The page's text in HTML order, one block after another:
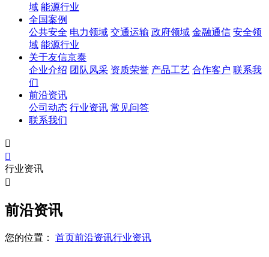
域 能源行业
全国案例
公共安全 电力领域 交通运输 政府领域 金融通信 安全领
域 能源行业
关于友信京泰
企业介绍 团队风采 资质荣誉 产品工艺 合作客户 联系我
们
前沿资讯
公司动态 行业资讯 常见问答
联系我们


行业资讯

前沿资讯
您的位置： 首页前沿资讯行业资讯